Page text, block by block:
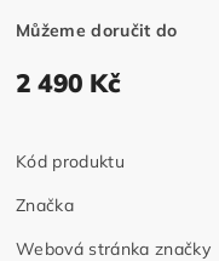
Můžeme doručit do
2 490 Kč
Kód produktu
Značka
Webová stránka značky